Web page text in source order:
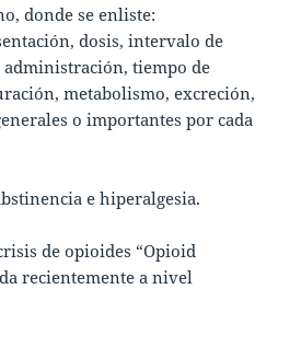
donde se enliste:
dosis, intervalo de
tiempo de
metabolismo, excreción,
o importantes por cada
e hiperalgesia.
de opioides “Opioid
recientemente a nivel